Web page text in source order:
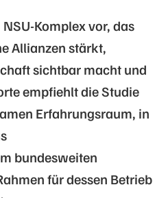
Komplex vor, das
Allianzen stärkt,
sichtbar macht und
empfiehlt die Studie
Erfahrungsraum, in
bundesweiten
für dessen Betrieb